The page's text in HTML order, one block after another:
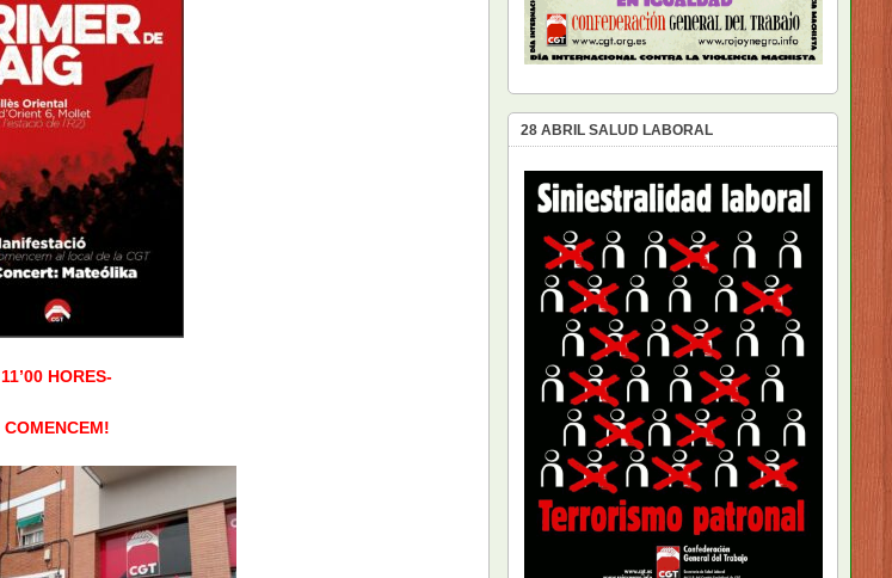
11’00 HORES-
COMENCEM!
28 ABRIL SALUD LABORAL